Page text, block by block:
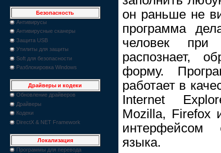
Безопасность
Антивирусы
Антивирусные сканеры
Защита USB
Утилиты для защиты
Soft для безопасности
Разблокировка Windows
Драйверы и кодеки
Обновление драйверов
Драйверы
Кодеки
DirectX & NET Framework
Локализация
Программы для перевода
он раньше не
программа
человек
распознает,
форму.
работает в
Internet
Mozilla, Firefox
интерфейсом
языка.